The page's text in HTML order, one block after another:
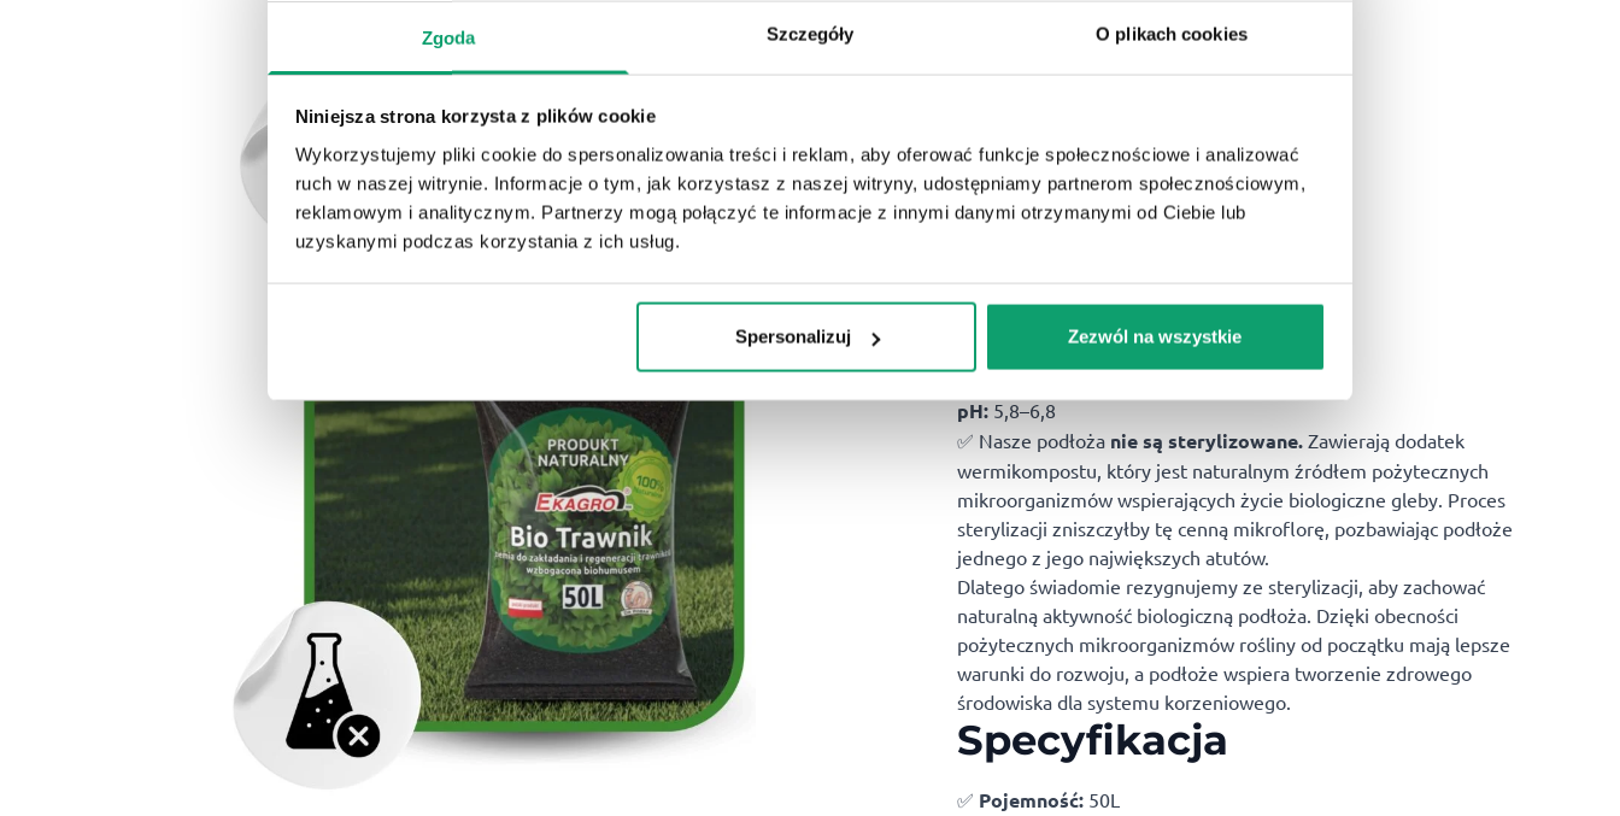
Zgoda Szczegóły O plikach cookies
Niniejsza strona korzysta z plików cookie
Wykorzystujemy pliki cookie do spersonalizowania treści i reklam, aby oferować funkcje społecznościowe i analizować
ruch w naszej witrynie. Informacje o tym, jak korzystasz z naszej witryny, udostępniamy partnerom społecznościowym,
reklamowym i analitycznym. Partnerzy mogą połączyć te informacje z innymi danymi otrzymanymi od Ciebie lub
uzyskanymi podczas korzystania z ich usług.
Spersonalizuj Zezwól na wszystkie
Skład:
pH: 5,8–6,8
✅ Nasze podłoża nie są sterylizowane. Zawierają dodatek
wermikompostu, który jest naturalnym źródłem pożytecznych
mikroorganizmów wspierających życie biologiczne gleby. Proces
sterylizacji zniszczyłby tę cenną mikroflorę, pozbawiając podłoże
jednego z jego największych atutów.
Dlatego świadomie rezygnujemy ze sterylizacji, aby zachować
naturalną aktywność biologiczną podłoża. Dzięki obecności
pożytecznych mikroorganizmów rośliny od początku mają lepsze
warunki do rozwoju, a podłoże wspiera tworzenie zdrowego
środowiska dla systemu korzeniowego.
Specyfikacja
✅ Pojemność: 50L